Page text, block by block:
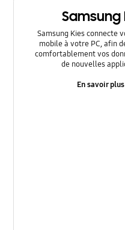
UtilisationSamsung
Samsung Kies connecte
mobile à votre PC, afin
comfortablement vos
de nouvelles
En savoir plus